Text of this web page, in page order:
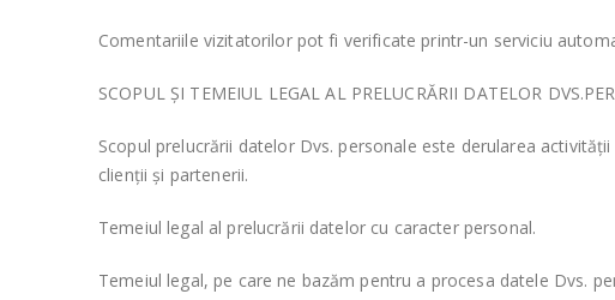
Comentariile vizitatorilor pot fi verificate printr-un serviciu
SCOPUL ȘI TEMEIUL LEGAL AL PRELUCRĂRII DATELOR
Scopul prelucrării datelor Dvs. personale este derularea activității
clienții și partenerii.
Temeiul legal al prelucrării datelor cu caracter personal.
Temeiul legal, pe care ne bazăm pentru a procesa datele Dvs.